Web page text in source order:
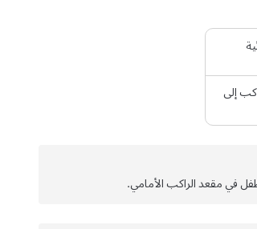
إلى
في مقعد الراكب الأمامي.